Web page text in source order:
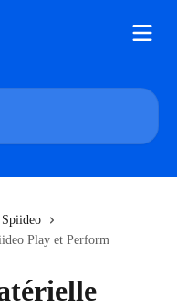
Play et Perform